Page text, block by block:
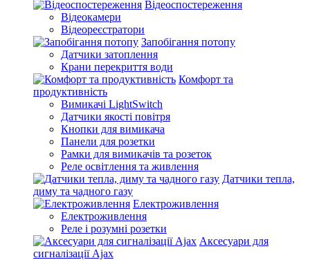
Відеоспостереження
Відеокамери
Відеореєстратори
Запобігання потопу
Датчики затоплення
Крани перекриття води
Комфорт та
продуктивність
Вимикачі LightSwitch
Датчики якості повітря
Кнопки для вимикача
Панели для розетки
Рамки для вимикачів та розеток
Реле освітлення та живлення
Датчики тепла,
диму та чадного газу
Електроживлення
Електроживлення
Реле і розумні розетки
Аксесуари для
сигналізації Ajax